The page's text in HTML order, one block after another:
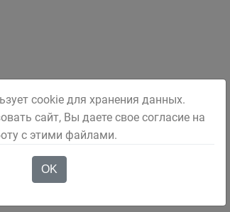
cookie для хранения данных.
сайт, Вы даете свое согласие на
с этими файлами.
OK